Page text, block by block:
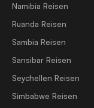
Namibia Reisen
Ruanda Reisen
Sambia Reisen
Sansibar Reisen
Seychellen Reisen
Simbabwe Reisen